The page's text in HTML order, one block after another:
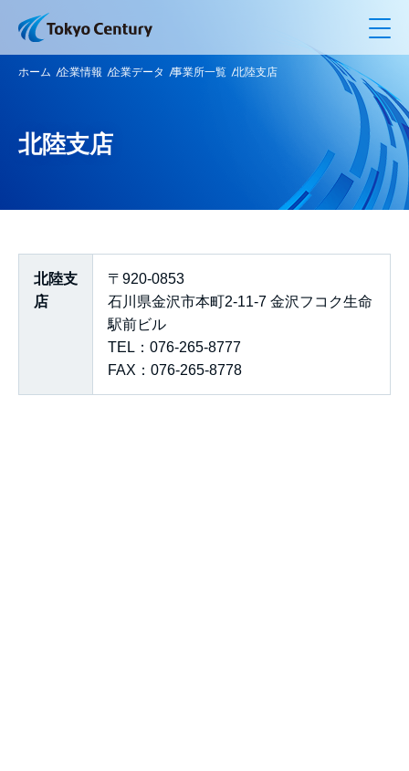
ホーム 企業情報 企業データ 事業所一覧 北陸支店
北陸支店
北陸支
店
〒920-0853
石川県金沢市本町2-11-7 金沢フコク生命
駅前ビル
TEL：076-265-8777
FAX：076-265-8778